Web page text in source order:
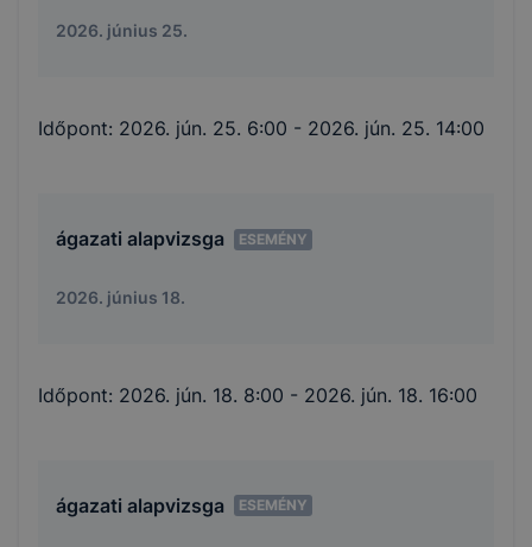
2026. június 25.
Időpont: 2026. jún. 25. 6:00 - 2026. jún. 25. 14:00
ágazati alapvizsga ESEMÉNY
2026. június 18.
Időpont: 2026. jún. 18. 8:00 - 2026. jún. 18. 16:00
ágazati alapvizsga ESEMÉNY